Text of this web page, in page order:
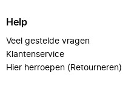
Help
Veel gestelde vragen
Klantenservice
Hier herroepen (Retourneren)